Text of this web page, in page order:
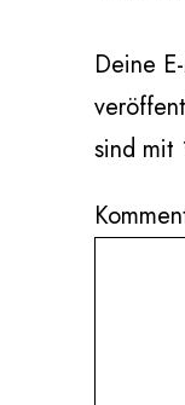
Deine
sind mit